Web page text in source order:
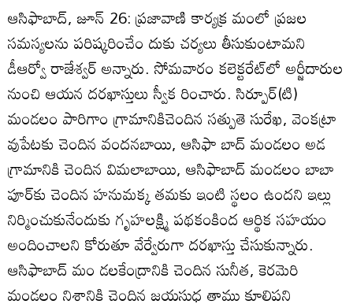
ఆసిఫాబాద్‌, జూన్‌ 26: ప్రజావాణి కార్యక్ర మంలో ప్రజల
సమస్యలను పరిష్కరించేం దుకు చర్యలు తీసుకుంటామని
డీఆర్వో రాజేశ్వర్‌ అన్నారు. సోమవారం కలెక్టరేట్‌లో అర్జీదారుల
నుంచి ఆయన దరఖాస్తులు స్వీక రించారు. సిర్పూర్‌(టి)
మండలం పారిగాం గ్రామానికిచెందిన సత్పుతె సురేఖ, వెంకట్రా
వుపేటకు చెందిన వందనబాయి, ఆసిఫా బాద్‌ మండలం అడ
గ్రామానికి చెందిన విమలాబాయి, ఆసిఫాబాద్‌ మండలం బాబా
పూర్‌కు చెందిన హనుమక్క తమకు ఇంటి స్థలం ఉందని ఇల్లు
నిర్మించుకునేందుకు గృహలక్ష్మి పథకంకింద ఆర్థిక సహయం
అందించాలని కోరుతూ వేర్వేరుగా దరఖాస్తు చేసుకున్నారు.
ఆసిఫాబాద్‌ మం డలకేంద్రానికి చెందిన సునీత, కెరమెరి
మండలం నిశానికి చెందిన జయసుధ తాము కూలిపని